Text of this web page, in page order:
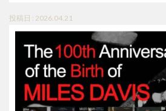
投稿日 : 2026.04.21